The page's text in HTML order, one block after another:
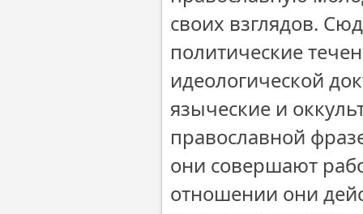
своих взглядов.
политические
идеологической
языческие и
православной
они совершают
отношении они